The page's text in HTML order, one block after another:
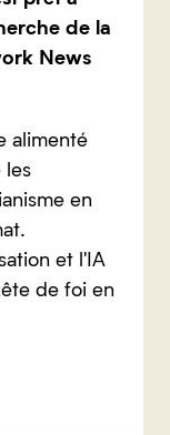
de la
News
alimenté
les
en
et l'IA
de foi en